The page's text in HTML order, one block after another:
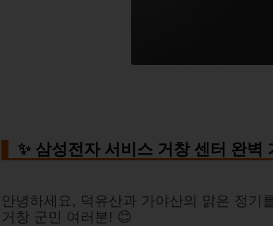
✨ 삼성전자 서비스 거창 센터 완벽
안녕하세요, 덕유산과 가야산의 맑은 정기
거창 군민 여러분! 😊